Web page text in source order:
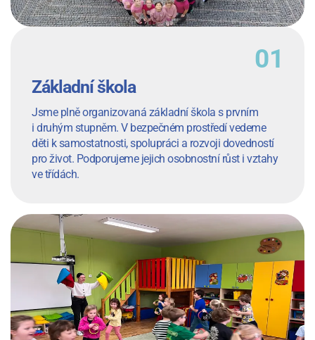
Základní škola
Jsme plně organizovaná základní škola s prvním
i druhým stupněm. V bezpečném prostředí vedeme
děti k samostatnosti, spolupráci a rozvoji dovedností
pro život. Podporujeme jejich osobnostní růst i vztahy
ve třídách.